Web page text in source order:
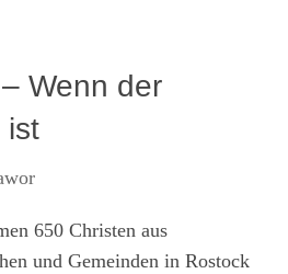
Wenn der
ist
650 Christen aus
und Gemeinden in Rostock